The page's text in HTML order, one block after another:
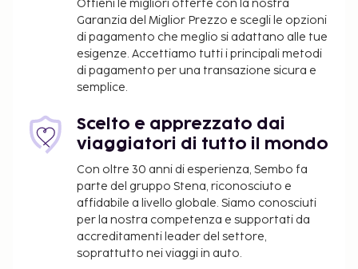
cavo, un business center aperto 24 ore su 24 e
check-out veloce. Un hotel è ideale per
l'organizzazione di eventi, grazie a un'area per
conferenze e una sala riunioni. Il un parcheggio
gratuito è disponibile in loco. Approfitta dei servizi
coperta e una palestra. In questo hotel potrai
inoltre contare su il Wi-Fi gratuito e un distributore
Cauzione per animali: 150 USD a soggiorno.
Supplemento per animali domestici: 40.00 USD
ad animale, al giorno
Non vengono richiesti supplementi per gli
Ottieni le migliori offerte con la nostra
Garanzia del Miglior Prezzo e scegli le opzioni
di pagamento che meglio si adattano alle tue
esigenze. Accettiamo tutti i principali metodi
di pagamento per una transazione sicura e
semplice.
Scelto e apprezzato dai
viaggiatori di tutto il mondo
Con oltre 30 anni di esperienza, Sembo fa
parte del gruppo Stena, riconosciuto e
affidabile a livello globale. Siamo conosciuti
per la nostra competenza e supportati da
accreditamenti leader del settore,
soprattutto nei viaggi in auto.